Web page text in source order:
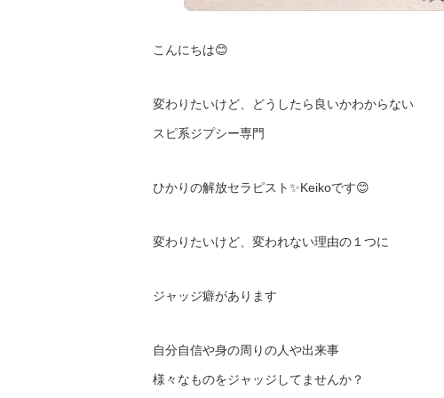
こんにちは😊
変わりたいけど、どうしたら良いかわからない
スピ系ジプシー専門
ひかりの解放セラピスト✨Keikoです😊
変わりたいけど、変われない理由の１つに
ジャッジ癖があります
自分自信や身の周りの人や出来事
様々なものをジャッジしてませんか？